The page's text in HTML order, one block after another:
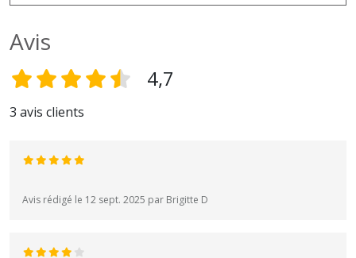
Avis
4,7
3 avis clients
Avis rédigé le 12 sept. 2025 par Brigitte D